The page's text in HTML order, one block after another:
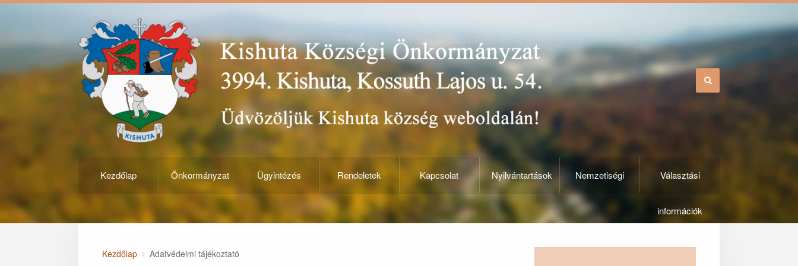
Kezdőlap Önkormányzat Ügyintézés Rendeletek Kapcsolat Nyilvántartások Nemzetiségi Választási
információk
Kezdőlap Adatvédelmi tájékoztató